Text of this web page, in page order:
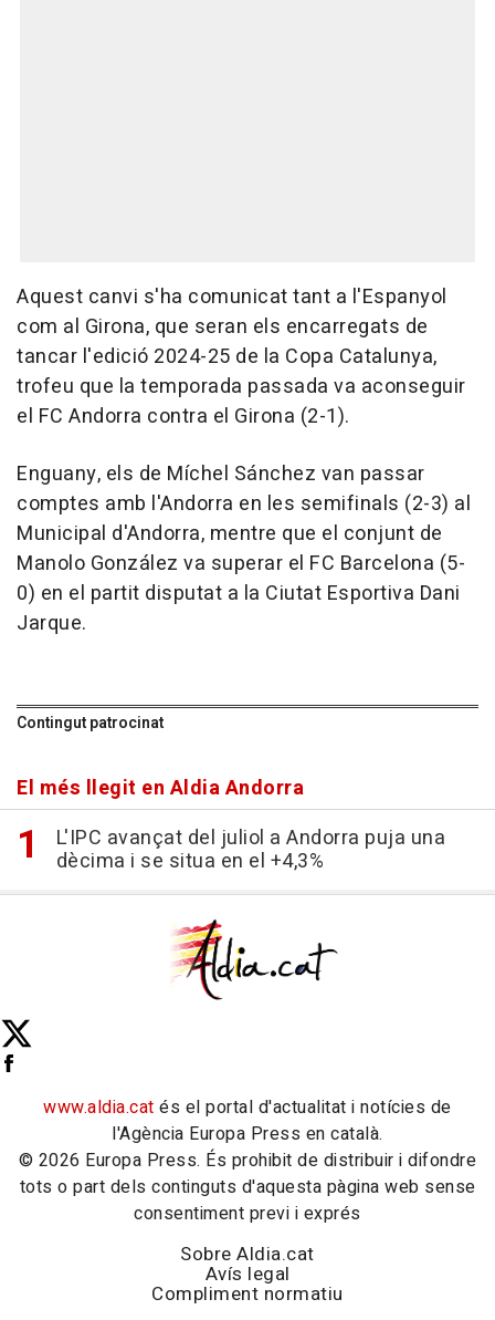
Aquest canvi s'ha comunicat tant a l'Espanyol
com al Girona, que seran els encarregats de
tancar l'edició 2024-25 de la Copa Catalunya,
trofeu que la temporada passada va aconseguir
el FC Andorra contra el Girona (2-1).
Enguany, els de Míchel Sánchez van passar
comptes amb l'Andorra en les semifinals (2-3) al
Municipal d'Andorra, mentre que el conjunt de
Manolo González va superar el FC Barcelona (5-
0) en el partit disputat a la Ciutat Esportiva Dani
Jarque.
Contingut patrocinat
El més llegit en Aldia Andorra
L'IPC avançat del juliol a Andorra puja una
dècima i se situa en el +4,3%
www.aldia.cat és el portal d'actualitat i notícies de
l'Agència Europa Press en català.
© 2026 Europa Press. És prohibit de distribuir i difondre
tots o part dels continguts d'aquesta pàgina web sense
consentiment previ i exprés
Sobre Aldia.cat
Avís legal
Compliment normatiu